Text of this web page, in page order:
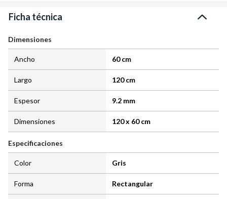
Ficha técnica
Dimensiones
Ancho 60 cm
Largo 120 cm
Espesor 9.2 mm
Dimensiones 120 x 60 cm
Especificaciones
Color Gris
Forma Rectangular